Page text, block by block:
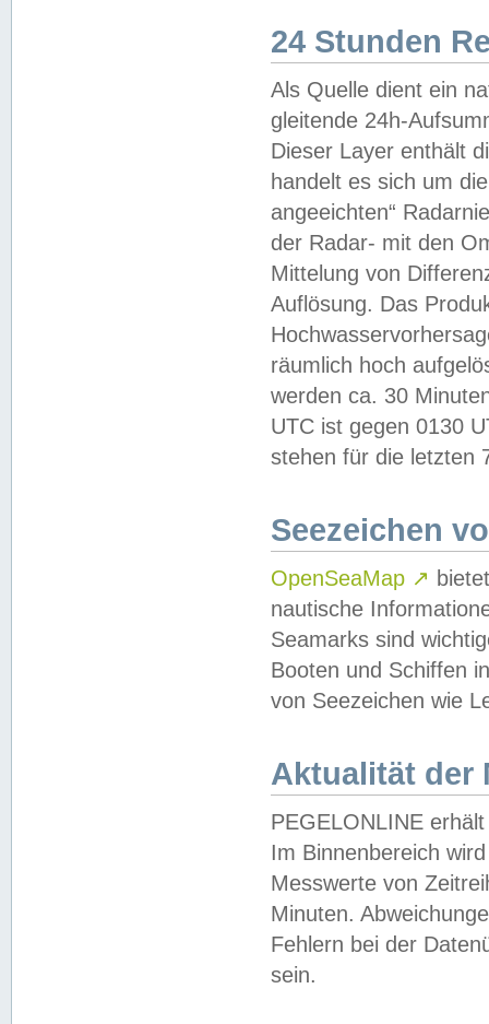
24 Stunden
Als Quelle dient ein
gleitende 24h-
Dieser Layer enthält
handelt es sich um
angeeichten“
der Radar- mit den
Mittelung von
Auflösung. Das
räumlich hoch
werden ca. 30
UTC ist gegen 0130
stehen für die letzten
Seezeichen
OpenSeaMap ↗
nautische
Seamarks sind
Booten und Schiffen
von Seezeichen wie
Aktualität der
PEGELONLINE
Im Binnenbereich
Messwerte von
Minuten.
Fehlern bei der
sein.